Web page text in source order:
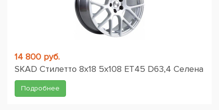
14 800 руб.
SKAD Стилетто 8x18 5x108 ET45 D63,4 Селена
Подробнее